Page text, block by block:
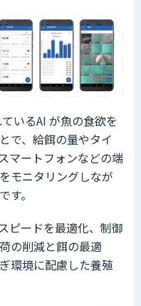
いるAI が魚の食欲を
で、給餌の量やタイ
マートフォンなどの端
モニタリングしなが
す。
ピードを最適化、制御
の削減と餌の最適
環境に配慮した養殖